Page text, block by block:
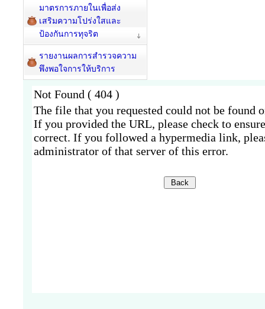
มาตรการภายในเพื่อส่ง
เสริมความโปร่งใสและ
ป้องกันการทุจริต
รายงานผลการสำรวจความ
พึงพอใจการให้บริการ